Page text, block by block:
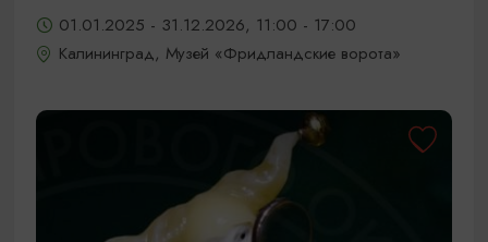
01.01.2025 - 31.12.2026, 11:00 - 17:00
Калининград, Музей «Фридландские ворота»